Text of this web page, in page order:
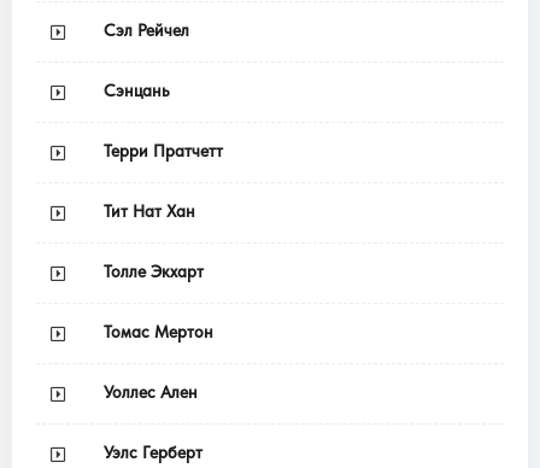
Сэл Рейчел
Сэнцань
Терри Пратчетт
Тит Нат Хан
Толле Экхарт
Томас Мертон
Уоллес Ален
Уэлс Герберт